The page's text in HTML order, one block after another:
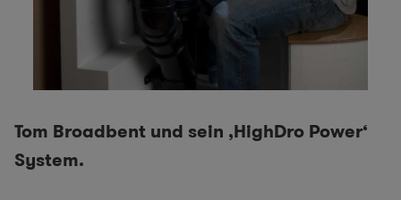
Tom Broadbent und sein ‚HighDro Power‘
System.